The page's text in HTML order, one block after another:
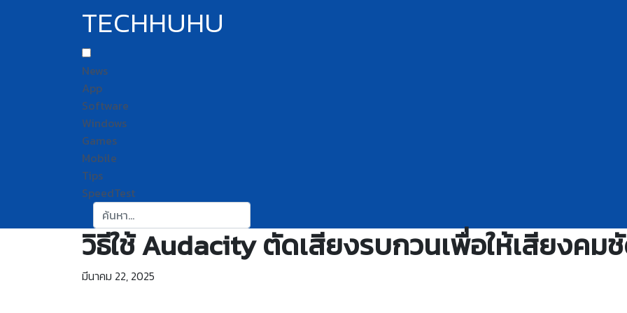
TECHHUHU
News
App
Software
Windows
Games
Mobile
Tips
SpeedTest
ค้นหา:
วิธีใช้ Audacity ตัดเสียงรบกวนเพื่อให้เสียงคม
มีนาคม 22, 2025